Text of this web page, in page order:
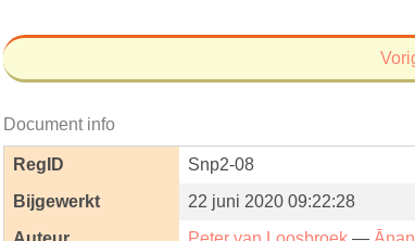
Document info
RegID
Snp2-08
Bijgewerkt
22 juni 2020 09:22:28